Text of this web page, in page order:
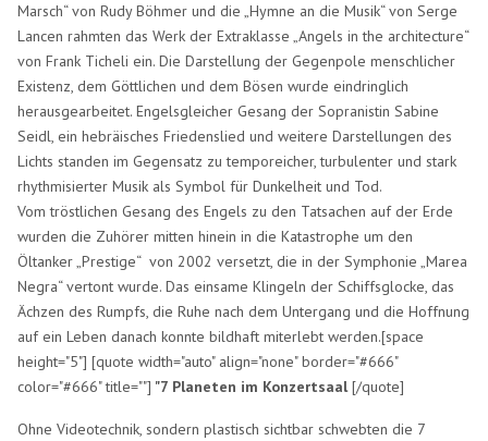
Marsch“ von Rudy Böhmer und die „Hymne an die Musik“ von Serge
Lancen rahmten das Werk der Extraklasse „Angels in the architecture“
von Frank Ticheli ein. Die Darstellung der Gegenpole menschlicher
Existenz, dem Göttlichen und dem Bösen wurde eindringlich
herausgearbeitet. Engelsgleicher Gesang der Sopranistin Sabine
Seidl, ein hebräisches Friedenslied und weitere Darstellungen des
Lichts standen im Gegensatz zu temporeicher, turbulenter und stark
rhythmisierter Musik als Symbol für Dunkelheit und Tod.
Vom tröstlichen Gesang des Engels zu den Tatsachen auf der Erde
wurden die Zuhörer mitten hinein in die Katastrophe um den
Öltanker „Prestige“ von 2002 versetzt, die in der Symphonie „Marea
Negra“ vertont wurde. Das einsame Klingeln der Schiffsglocke, das
Ächzen des Rumpfs, die Ruhe nach dem Untergang und die Hoffnung
auf ein Leben danach konnte bildhaft miterlebt werden.[space
height="5"] [quote width="auto" align="none" border="#666"
color="#666" title=""] "7 Planeten im Konzertsaal[/quote]
Ohne Videotechnik, sondern plastisch sichtbar schwebten die 7